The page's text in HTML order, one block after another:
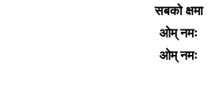
सबको क्षमा
ओम् नमः
ओम् नमः